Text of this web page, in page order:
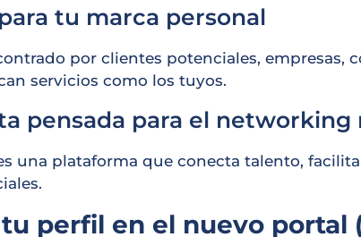
tu marca personal
por clientes potenciales, empresas,
servicios como los tuyos.
pensada para el networking
una plataforma que conecta talento,
perfil en el nuevo portal